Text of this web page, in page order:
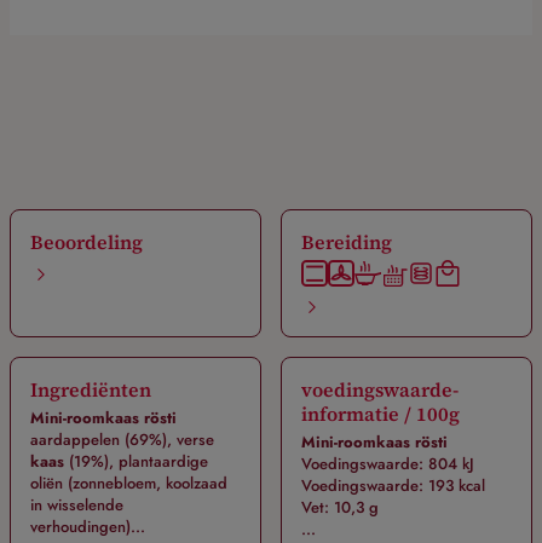
Beoordeling Bereiding
Ingrediënten
Mini-roomkaas rösti
aardappelen (69%), verse
kaas (19%), plantaardige
oliën (zonnebloem, koolzaad
in wisselende
verhoudingen)...
voedingswaarde-
informatie / 100g
Mini-roomkaas rösti
Voedingswaarde: 804 kJ
Voedingswaarde: 193 kcal
Vet: 10,3 g
...